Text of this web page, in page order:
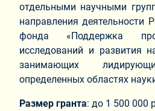
отдельными научными
направления деятельности
фонда «Поддержка
исследований и развития
занимающих
определенных областях
Размер гранта: до 1 500 000